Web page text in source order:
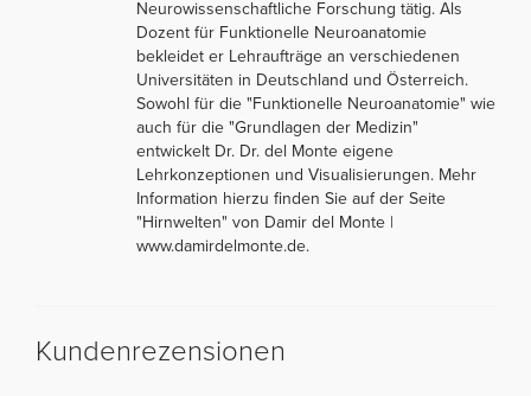
Neurowissenschaftliche Forschung tätig. Als
Dozent für Funktionelle Neuroanatomie
bekleidet er Lehraufträge an verschiedenen
Universitäten in Deutschland und Österreich.
Sowohl für die "Funktionelle Neuroanatomie" wie
auch für die "Grundlagen der Medizin"
entwickelt Dr. Dr. del Monte eigene
Lehrkonzeptionen und Visualisierungen. Mehr
Information hierzu finden Sie auf der Seite
"Hirnwelten" von Damir del Monte |
www.damirdelmonte.de.
Kundenrezensionen